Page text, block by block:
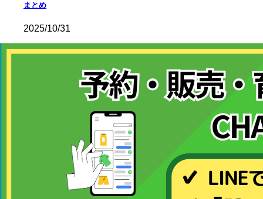
まとめ
2025/10/31